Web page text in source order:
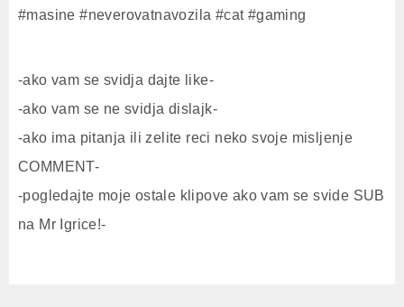
#masine #neverovatnavozila #cat #gaming
-ako vam se svidja dajte like-
-ako vam se ne svidja dislajk-
-ako ima pitanja ili zelite reci neko svoje misljenje
COMMENT-
-pogledajte moje ostale klipove ako vam se svide SUB
na Mr Igrice!-